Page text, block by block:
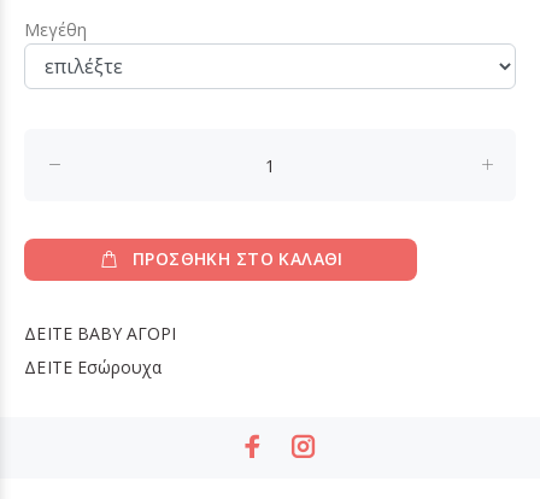
Μεγέθη
ΠΡΟΣΘΗΚΗ ΣΤΟ ΚΑΛΑΘΙ
ΔΕΙΤΕ BABY ΑΓΟΡΙ
ΔΕΙΤΕ Εσώρουχα